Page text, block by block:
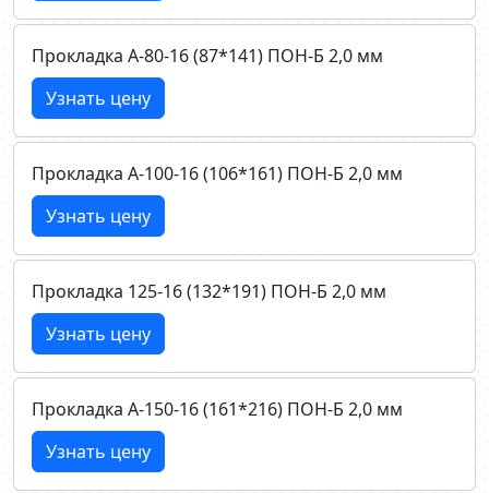
Прокладка А-80-16 (87*141) ПОН-Б 2,0 мм
Узнать цену
Прокладка А-100-16 (106*161) ПОН-Б 2,0 мм
Узнать цену
Прокладка 125-16 (132*191) ПОН-Б 2,0 мм
Узнать цену
Прокладка А-150-16 (161*216) ПОН-Б 2,0 мм
Узнать цену